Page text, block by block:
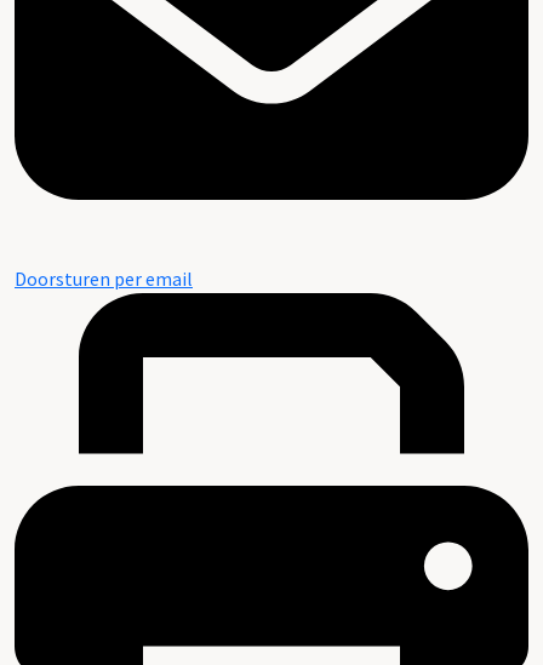
Doorsturen per email